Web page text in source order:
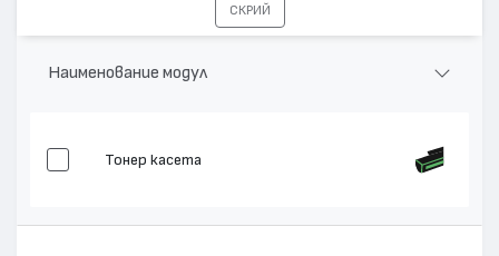
СКРИЙ
Наименование модул
Тонер касета